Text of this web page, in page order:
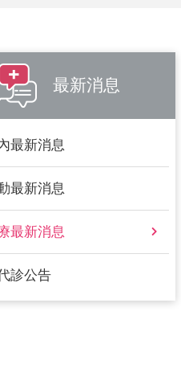
最新消息
最新消息
最新消息
最新消息
診公告